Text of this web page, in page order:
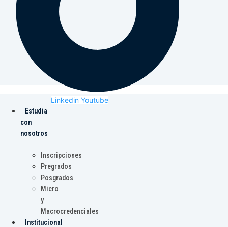
Linkedin Youtube
Estudia
con
nosotros
Inscripciones
Pregrados
Posgrados
Micro
y
Macrocredenciales
Institucional